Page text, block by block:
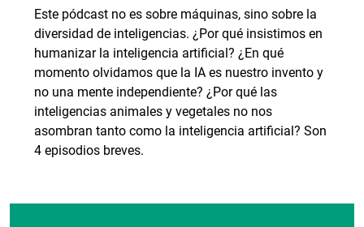
Este pódcast no es sobre máquinas, sino sobre la
diversidad de inteligencias. ¿Por qué insistimos en
humanizar la inteligencia artificial? ¿En qué
momento olvidamos que la IA es nuestro invento y
no una mente independiente? ¿Por qué las
inteligencias animales y vegetales no nos
asombran tanto como la inteligencia artificial? Son
4 episodios breves.